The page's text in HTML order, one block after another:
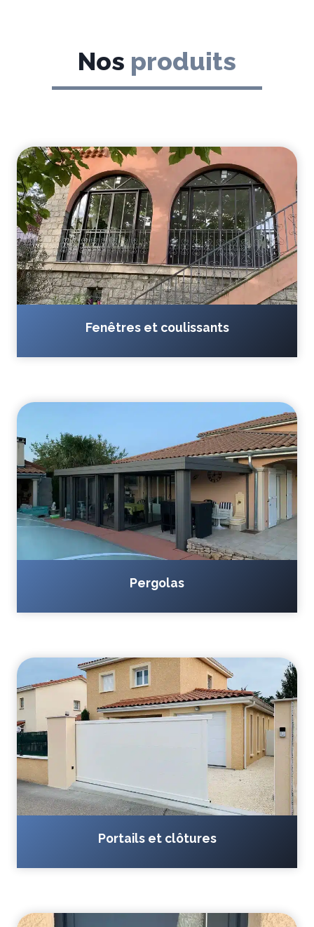
Nos produits
Fenêtres et coulissants
Pergolas
Portails et clôtures